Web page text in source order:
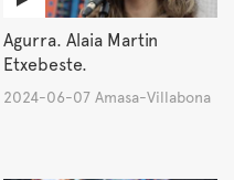
Agurra. Alaia Martin
Etxebeste.
2024-06-07 Amasa-Villabona